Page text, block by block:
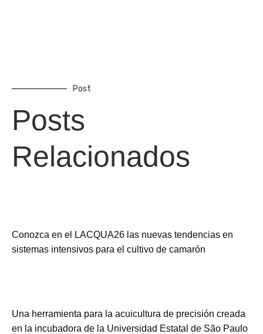
Post
Posts
Relacionados
Conozca en el LACQUA26 las nuevas tendencias en
sistemas intensivos para el cultivo de camarón
Una herramienta para la acuicultura de precisión creada
en la incubadora de la Universidad Estatal de São Paulo